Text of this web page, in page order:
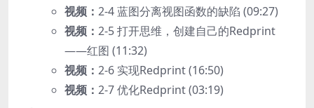
视频： 2-4 蓝图分离视图函数的缺陷 (09:27)
视频： 2-5 打开思维，创建自己的Redprint
——红图 (11:32)
视频： 2-6 实现Redprint (16:50)
视频： 2-7 优化Redprint (03:19)